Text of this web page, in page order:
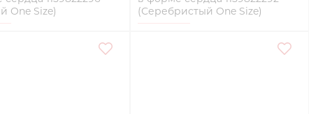
One Size)
(Серебристый One Size)